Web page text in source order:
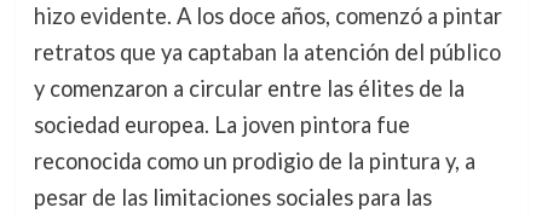
hizo evidente. A los doce años, comenzó a pintar
retratos que ya captaban la atención del público
y comenzaron a circular entre las élites de la
sociedad europea. La joven pintora fue
reconocida como un prodigio de la pintura y, a
pesar de las limitaciones sociales para las